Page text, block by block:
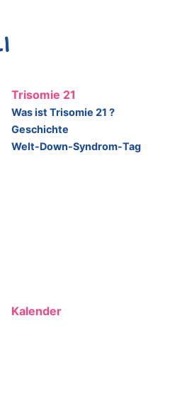
Trisomie 21
Was ist Trisomie 21 ?
Geschichte
Welt-Down-Syndrom-Tag
Kalender